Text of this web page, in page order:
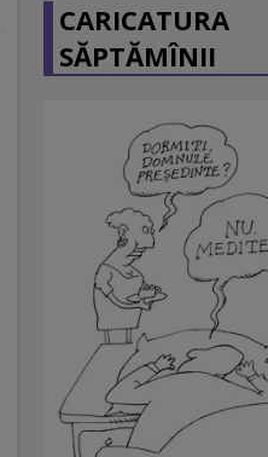
CARICATURA
SĂPTĂMÎNII